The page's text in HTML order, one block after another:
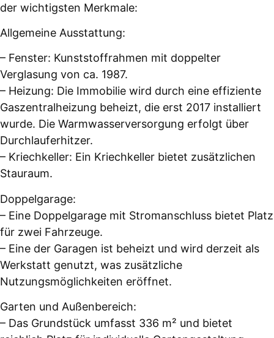
der wichtigsten Merkmale:
Allgemeine Ausstattung:
– Fenster: Kunststoffrahmen mit doppelter
Verglasung von ca. 1987.
– Heizung: Die Immobilie wird durch eine effiziente
Gaszentralheizung beheizt, die erst 2017 installiert
wurde. Die Warmwasserversorgung erfolgt über
Durchlauferhitzer.
– Kriechkeller: Ein Kriechkeller bietet zusätzlichen
Stauraum.
Doppelgarage:
– Eine Doppelgarage mit Stromanschluss bietet Platz
für zwei Fahrzeuge.
– Eine der Garagen ist beheizt und wird derzeit als
Werkstatt genutzt, was zusätzliche
Nutzungsmöglichkeiten eröffnet.
Garten und Außenbereich:
– Das Grundstück umfasst 336 m² und bietet